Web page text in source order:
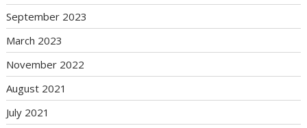
September 2023
March 2023
November 2022
August 2021
July 2021